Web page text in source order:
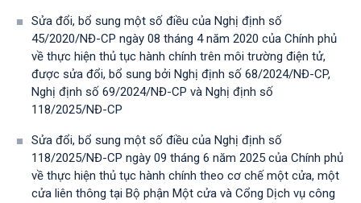
Sửa đổi, bổ sung một số điều của Nghị định số
45/2020/NĐ-CP ngày 08 tháng 4 năm 2020 của Chính phủ
về thực hiện thủ tục hành chính trên môi trường điện tử,
được sửa đổi, bổ sung bởi Nghị định số 68/2024/NĐ-CP,
Nghị định số 69/2024/NĐ-CP và Nghị định số
118/2025/NĐ-СР
Sửa đổi, bổ sung một số điều của Nghị định số
118/2025/NĐ-CP ngày 09 tháng 6 năm 2025 của Chính phủ
về thực hiện thủ tục hành chính theo cơ chế một cửa, một
cửa liên thông tại Bộ phận Một cửa và Cổng Dịch vụ công